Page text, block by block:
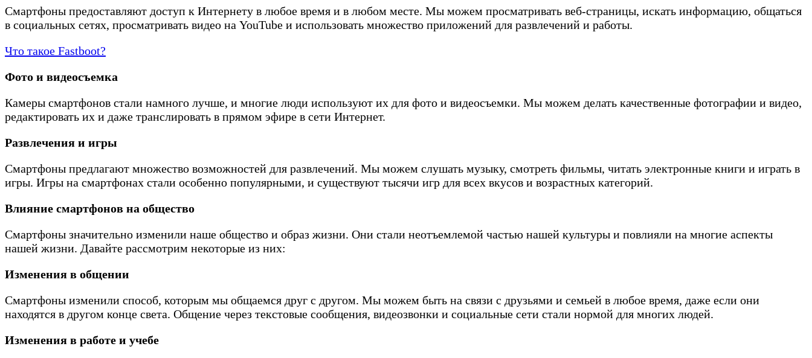
Смартфоны предоставляют доступ к Интернету в любое время и в любом месте. Мы можем просматривать веб-страницы, искать информацию, общаться
в социальных сетях, просматривать видео на YouTube и использовать множество приложений для развлечений и работы.
Что такое Fastboot?
Фото и видеосъемка
Камеры смартфонов стали намного лучше, и многие люди используют их для фото и видеосъемки. Мы можем делать качественные фотографии и видео,
редактировать их и даже транслировать в прямом эфире в сети Интернет.
Развлечения и игры
Смартфоны предлагают множество возможностей для развлечений. Мы можем слушать музыку, смотреть фильмы, читать электронные книги и играть в
игры. Игры на смартфонах стали особенно популярными, и существуют тысячи игр для всех вкусов и возрастных категорий.
Влияние смартфонов на общество
Смартфоны значительно изменили наше общество и образ жизни. Они стали неотъемлемой частью нашей культуры и повлияли на многие аспекты
нашей жизни. Давайте рассмотрим некоторые из них:
Изменения в общении
Смартфоны изменили способ, которым мы общаемся друг с другом. Мы можем быть на связи с друзьями и семьей в любое время, даже если они
находятся в другом конце света. Общение через текстовые сообщения, видеозвонки и социальные сети стали нормой для многих людей.
Изменения в работе и учебе